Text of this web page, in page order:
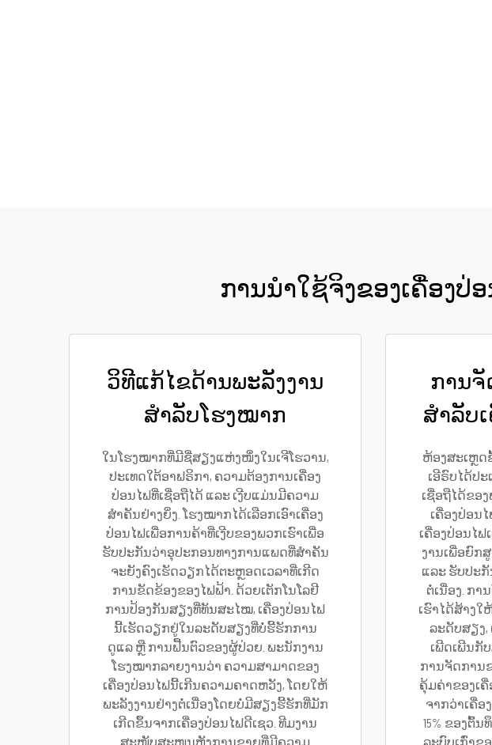
ການນຳໃຊ້ຈິງຂອງເຄື່ອງປ່
ວິທີແກ້ໄຂດ້ານພະລັງງານ
ສຳລັບໂຮງໝາກ
ໃນໂຮງໝາກທີ່ມີຊື່ສຽງແຫ່ງໜຶ່ງໃນເຈີໂຮວານ,
ປະເທດໃຕ້ອາຟຣິກາ, ຄວາມຕ້ອງການເຄື່ອງ
ປ່ອນໄຟທີ່ເຊື່ອຖືໄດ້ ແລະ ເງີບແມ່ນມີຄວາມ
ສຳຄັນຢ່າງຍິ່ງ. ໂຮງໝາກໄດ້ເລືອກເອົາເຄື່ອງ
ປ່ອນໄຟເພື່ອການຄ້າທີ່ເງີບຂອງພວກເຮົາເພື່ອ
ຮັບປະກັນວ່າອຸປະກອນທາງການແພດທີ່ສຳຄັນ
ຈະຍັງຄົງເຮັດວຽກໄດ້ຕະຫຼອດເວລາທີ່ເກີດ
ການຂັດຂ້ອງຂອງໄຟຟ້າ. ດ້ວຍເຕັກໂນໂລຢີ
ການປ້ອງກັນສຽງທີ່ທັນສະໄໝ, ເຄື່ອງປ່ອນໄຟ
ນີ້ເຮັດວຽກຢູ່ໃນລະດັບສຽງທີ່ບໍ່ຮີ້ຮັກການ
ດູແລ ຫຼື ການຟື້ນຕົວຂອງຜູ້ປ່ວຍ. ພະນັກງານ
ໂຮງໝາກລາຍງານວ່າ ຄວາມສາມາດຂອງ
ເຄື່ອງປ່ອນໄຟນີ້ເກີນຄວາມຄາດຫວັງ, ໂດຍໃຫ້
ພະລັງງານຢ່າງຕໍ່ເນື່ອງໂດຍບໍ່ມີສຽງຮີ້ຮັກທີ່ມັກ
ເກີດຂຶ້ນຈາກເຄື່ອງປ່ອນໄຟດີເຊວ. ທີມງານ
ການຈັ
ສຳລັບ
ຫ້ອງສະເຫຼດ
ເອີຣົບໄດ້ປ
ເຊື່ອຖືໄດ້ຂອ
ເຄື່ອງປ່ອນ
ເຄື່ອງປ່ອນໄຟ
ງານເພື່ອຍົກ
ແລະ ຮັບປະ
ຕໍ່ເນື່ອງ. ກາ
ເຮົາໄດ້ສ້າງ
ລະດັບສຽງ,
ເພີດເພີນກັ
ການຈັດການ
ຄຸ້ມຄ່າຂອງເຄື່
ຈາກວ່າເຄື່ອ
15% ຂອງຕົ້